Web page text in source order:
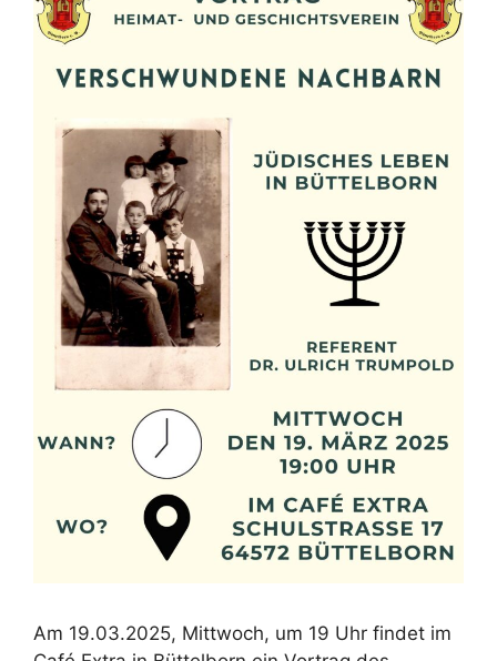
Am 19.03.2025, Mittwoch, um 19 Uhr findet im